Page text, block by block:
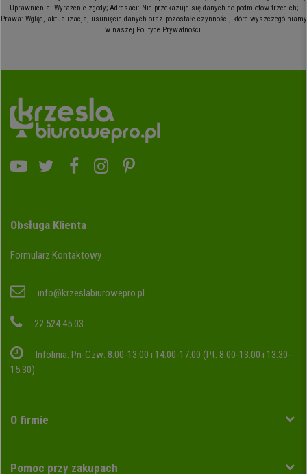
Uprawnienia: Wyrażenie zgody; Adresaci: Nie przekazuje się danych do podmiotów trzecich;
Prawa: Wgląd, aktualizacja, usunięcie danych oraz pozostałe czynności, które wyszczególniamy
w naszej Polityce Prywatności.
Obsługa Klienta
Formularz Kontaktowy
info@krzeslabiurowepro.pl
22 524 45 03
Infolinia: Pn-Czw: 8:00-13:00 i 14:00-17:00 (Pt: 8:00-13:00 i 13:30-
15:30)
O firmie
Pomoc przy zakupach